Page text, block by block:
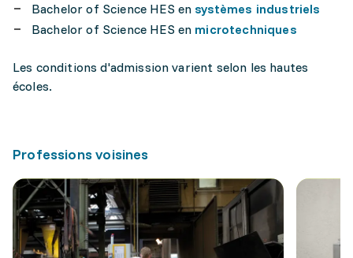
Bachelor of Science HES en systèmes industriels
Bachelor of Science HES en microtechniques
Les conditions d'admission varient selon les hautes
écoles.
Professions voisines